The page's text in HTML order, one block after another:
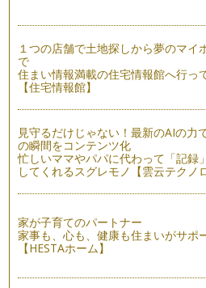
暑い季節には、私たちはのど越し
に楽しむことができますが、紅茶
輝く色のアイスティーが作れる－キ
今月はアイスティー向きの茶葉選
たい、スリランカの「キャンディ」
作り置きできて便利な「水出しア
暑い季節がやって来ます。喉が渇い
あると便利ですよね。また、お客様
外出の予定が急にキャンセル。そ
をいれる絶好のチャンスかもしれま
季節のフルーツを使ったおもてな
紅茶にはティーフードが付き物で
ンプルなストレートティーやミル
１つの店舗で土地探しから夢のマイ
で
住まい情報満載の住宅情報館へ行っ
【住宅情報館】
見守るだけじゃない！最新のAIの力
の瞬間をコンテンツ化
忙しいママやパパに代わって「記録
してくれるスグレモノ【雲云テクノ
家が子育てのパートナー
家事も、心も、健康も住まいがサポ
【HESTAホーム】